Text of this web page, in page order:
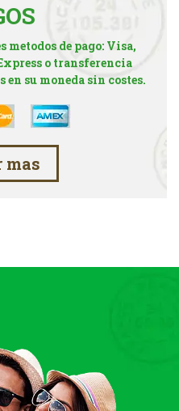
metodos de pago: Visa,
o transferencia
en su moneda sin costes.
mas